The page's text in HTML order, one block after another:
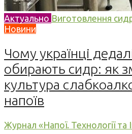
Актуально Виготовлення
Новини
Чому українці
обирають сидр: як
культура
напоїв
Журнал «Напої. Технології та